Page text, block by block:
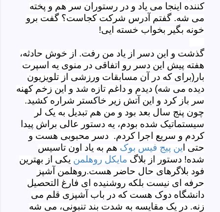
کننده اینجا می یاد و در رستوران سر هم و پخته
می شه. گفتم آدرس شرکت کجاست؟ گفت برو
خونه بگیر بخواب خسته ایی!
گذشت و این دسر از یاد من رفت. از خوش حادثه،
هفته پیش این دسر رو اتفاقی در منوی یه اسپرت
بار(برای که در آن مسابقات ورزشی از تلویزیون
دیده می شه) دیدم و داغم تازه شد و این زخم کهنه
سر باز کرد و این آتش زیر خاکستر شراره کشید.
چون پنج سال بعد بود و من هم تبدیل به یک لر
سیستماتیک شده بودم، یه دستور عالی براش پیدا
کردم و سریع اجرا کردم. دسر محبوبی هست و
حتی این پیج فیس بوک هم به یاد اون تاسیس
شده! دستور از بلاگ مایکل روهلمن یکی از بهترین
فود بلاگرهای حال حاضر هست.روهلمن آشپز
حرفه ای نیست بلکه روشنیده ای فارغ التحصیل
دانشگاه دوک هست که در باب آشپزی قلم می
زنه. در یک مقایسه به شدت بند تنبونی، می شه